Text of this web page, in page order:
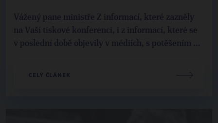
Vážený pane ministře Z informací, které zazněly
na Vaší tiskové konferenci, i z informací, které se
v poslední době objevily v médiích, s potěšením ...
CELÝ ČLÁNEK